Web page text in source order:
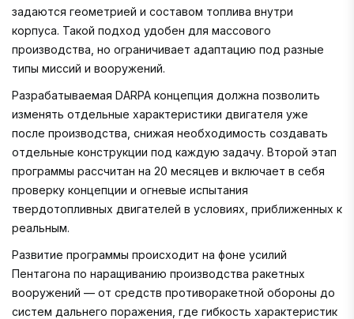
задаются геометрией и составом топлива внутри
корпуса. Такой подход удобен для массового
производства, но ограничивает адаптацию под разные
типы миссий и вооружений.
Разрабатываемая DARPA концепция должна позволить
изменять отдельные характеристики двигателя уже
после производства, снижая необходимость создавать
отдельные конструкции под каждую задачу. Второй этап
программы рассчитан на 20 месяцев и включает в себя
проверку концепции и огневые испытания
твердотопливных двигателей в условиях, приближенных к
реальным.
Развитие программы происходит на фоне усилий
Пентагона по наращиванию производства ракетных
вооружений — от средств противоракетной обороны до
систем дальнего поражения, где гибкость характеристик